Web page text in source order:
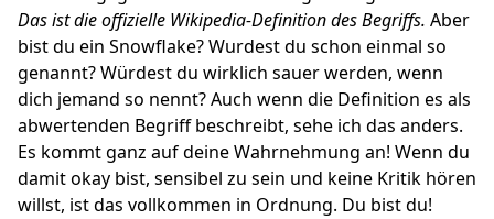
Das ist die offizielle Wikipedia-Definition des Begriffs. Aber
bist du ein Snowflake? Wurdest du schon einmal so
genannt? Würdest du wirklich sauer werden, wenn
dich jemand so nennt? Auch wenn die Definition es als
abwertenden Begriff beschreibt, sehe ich das anders.
Es kommt ganz auf deine Wahrnehmung an! Wenn du
damit okay bist, sensibel zu sein und keine Kritik hören
willst, ist das vollkommen in Ordnung. Du bist du!